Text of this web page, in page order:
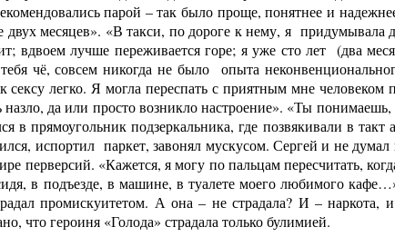
парой – так было проще, понятнее и
месяцев». «В такси, по дороге к нему, я придумывала
вдвоем лучше переживается горе; я уже сто лет (два
чё, совсем никогда не было опыта
сексу легко. Я могла переспать с приятным мне
да или просто возникло настроение». «Ты
в прямоугольник подзеркальника, где позвякивали в
испортил паркет, завонял мускусом. Сергей и не
перверсий. «Кажется, я могу по пальцам пересчитать,
в подъезде, в машине, в туалете моего любимого
промискуитетом. А она – не страдала? И – наркота,
что героиня «Голода» страдала только булимией.